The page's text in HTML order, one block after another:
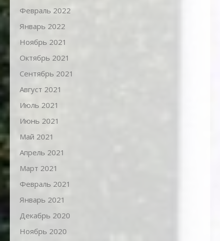
Февраль 2022
Январь 2022
Ноябрь 2021
Октябрь 2021
Сентябрь 2021
Август 2021
Июль 2021
Июнь 2021
Май 2021
Апрель 2021
Март 2021
Февраль 2021
Январь 2021
Декабрь 2020
Ноябрь 2020